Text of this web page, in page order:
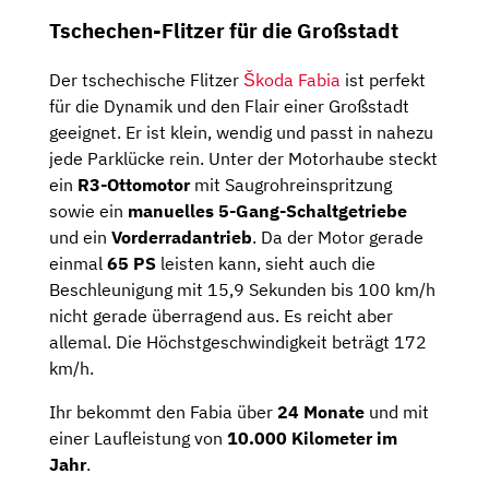
Tschechen-Flitzer für die Großstadt
Der tschechische Flitzer Škoda Fabia ist perfekt
für die Dynamik und den Flair einer Großstadt
geeignet. Er ist klein, wendig und passt in nahezu
jede Parklücke rein. Unter der Motorhaube steckt
ein R3-Ottomotormit Saugrohreinspritzung
sowie ein manuelles 5-Gang-Schaltgetriebe
und ein Vorderradantrieb. Da der Motor gerade
einmal 65 PS leisten kann, sieht auch die
Beschleunigung mit 15,9 Sekunden bis 100 km/h
nicht gerade überragend aus. Es reicht aber
allemal. Die Höchstgeschwindigkeit beträgt 172
km/h.
Ihr bekommt den Fabia über 24 Monate und mit
einer Laufleistung von 10.000 Kilometer im
Jahr.